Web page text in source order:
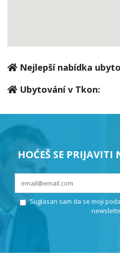
Nejlepší nabídka
Ubytování v Tkon:
HOĆEŠ SE PRIJAVITI
Suglasan sam da se moji